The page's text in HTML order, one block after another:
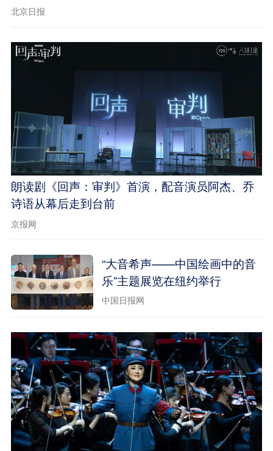
北京日报
朗读剧《回声：审判》首演，配音演员阿杰、乔
诗语从幕后走到台前
京报网
“大音希声——中国绘画中的音
乐”主题展览在纽约举行
中国日报网